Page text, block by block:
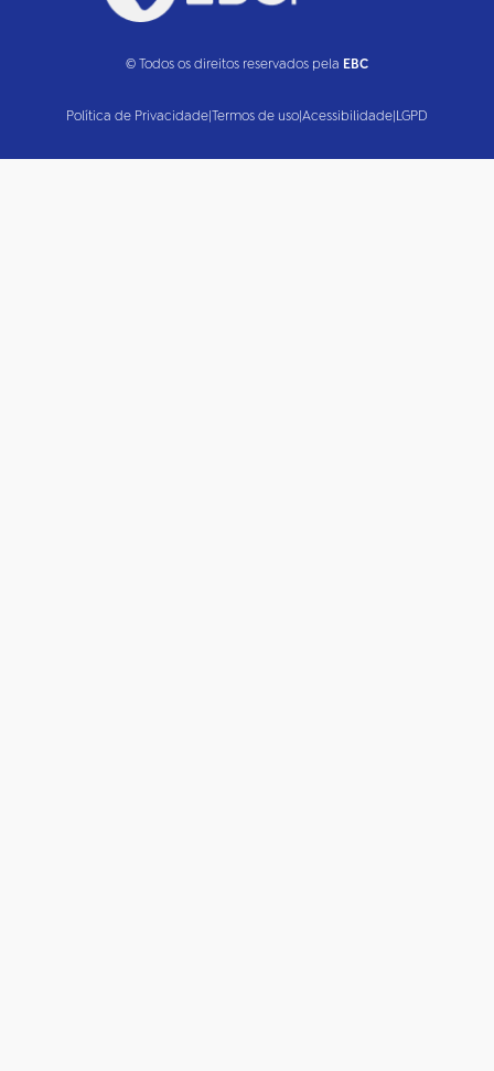
© Todos os direitos reservados pela EBC
Política de Privacidade|Termos de uso|Acessibilidade|LGPD